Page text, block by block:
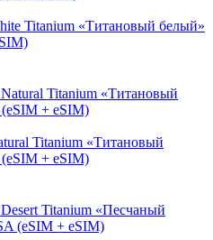
Titanium «Титановый белый»
Titanium «Tитановый
+ eSIM)